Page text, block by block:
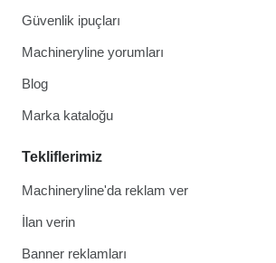
Güvenlik ipuçları
Machineryline yorumları
Blog
Marka kataloğu
Tekliflerimiz
Machineryline'da reklam ver
İlan verin
Banner reklamları